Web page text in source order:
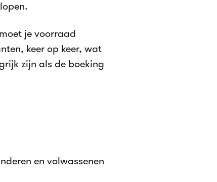
je voorraad
keer op keer, wat
zijn als de boeking
en volwassenen